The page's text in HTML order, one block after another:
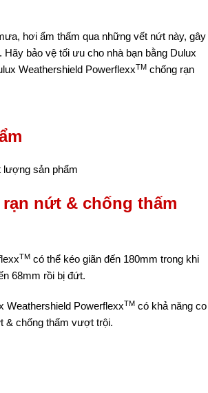
hơi ẩm thấm qua những vết nứt này, gây
bảo vệ tối ưu cho nhà bạn bằng Dulux
Weathershield PowerflexxTM chống rạn
lượng sản phẩm
nứt & chống thấm
TM có thể kéo giãn đến 180mm trong khi
68mm rồi bị đứt.
Weathershield PowerflexxTM có khả năng co
& chống thấm vượt trội.